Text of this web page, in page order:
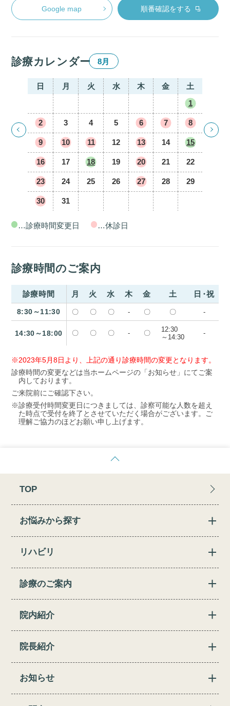
Google map 順番確認をする
診療カレンダー 8月
日 月 火 水 木 金
土
1
2 3 4 5 6 7 8
9 10 11 12 13 14 15
16 17 18 19 20 21 22
23 24 25 26 27 28 29
30 31
…診療時間変更日 …休診日
診療時間のご案内
診療時間 月 火 水 木 金 土 日・祝
8:30～11:30 〇 〇 〇 - 〇 〇 -
14:30～18:00 〇 〇 〇 - 〇
12:30
～14:30
-
※2023年5月8日より、上記の通り診療時間の変更となります。
診療時間の変更などは当ホームページの「お知らせ」にてご案
内しております。
ご来院前にご確認下さい。
※診療受付時間変更日につきましては、診察可能な人数を超え
た時点で受付を終了とさせていただく場合がございます。ご
理解ご協力のほどお願い申し上げます。
TOP
お悩みから探す
リハビリ
診療のご案内
院内紹介
院長紹介
お知らせ